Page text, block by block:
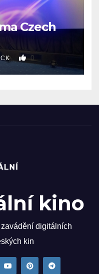
Czech
0
kino
digitálních
kin